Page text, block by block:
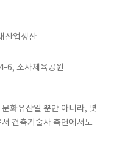
산업생산
6, 소사체육공원
화유산일 뿐만 아니라, 몇
건축기술사 측면에서도